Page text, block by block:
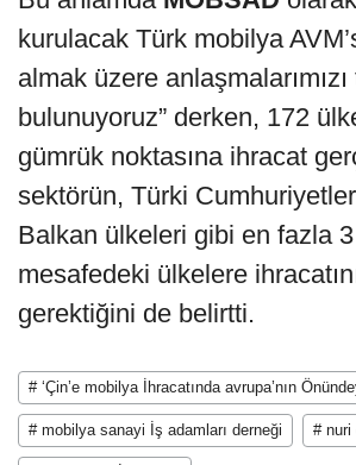
kurulacak Türk mobilya
almak üzere
bulunuyoruz” derken, 172
gümrük noktasına ihracat
sektörün, Türki
Balkan ülkeleri gibi en fazla
mesafedeki ülkelere
gerektiğini de belirtti.
# ‘Çin’e mobilya İhracatında avrupa’nın
# mobilya sanayi İş adamları derneği # nuri